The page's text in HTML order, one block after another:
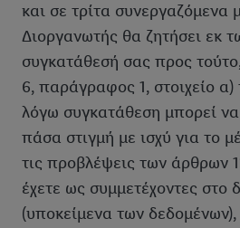
και σε τρίτα συνεργαζόμενα
Διοργανωτής θα ζητήσει εκ
συγκατάθεσή σας προς
6, παράγραφος 1, στοιχείο
λόγω συγκατάθεση μπορεί
πάσα στιγμή με ισχύ για το
τις προβλέψεις των άρθρων
έχετε ως συμμετέχοντες στο
(υποκείμενα των